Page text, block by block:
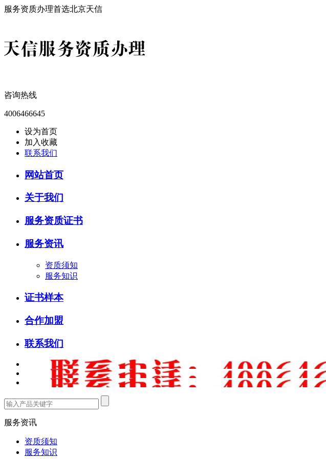
服务资质办理首选北京天信
咨询热线
4006466645
设为首页
加入收藏
联系我们
网站首页
关于我们
服务资质证书
服务资讯
资质须知
服务知识
证书样本
合作加盟
联系我们
服务资讯
资质须知
服务知识